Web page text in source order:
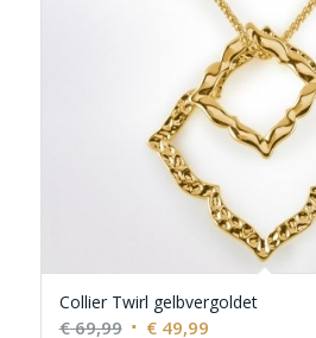
Collier Twirl gelbvergoldet
€69,99 Ursprünglicher
€49,99Aktueller